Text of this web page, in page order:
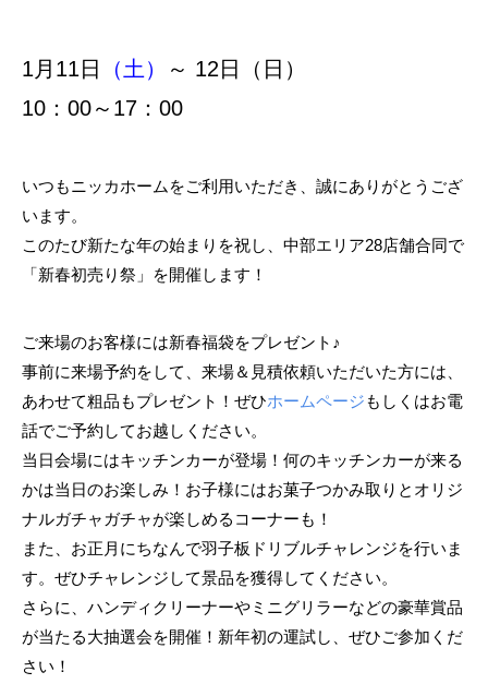
1月11日 （土） ～ 12日
（日）
10：00～17：00
いつもニッカホームをご利用いただき、誠にありがとうござ
います。
このたび新たな年の始まりを祝し、中部エリア28店舗合同で
「新春初売り祭」を開催します！
ご来場のお客様には新春福袋をプレゼント♪
事前に来場予約をして、来場＆見積依頼いただいた方には、
あわせて粗品もプレゼント！ぜひホームページもしくはお電
話でご予約してお越しください。
当日会場にはキッチンカーが登場！何のキッチンカーが来る
かは当日のお楽しみ！お子様にはお菓子つかみ取りとオリジ
ナルガチャガチャが楽しめるコーナーも！
また、お正月にちなんで羽子板ドリブルチャレンジを行いま
す。ぜひチャレンジして景品を獲得してください。
さらに、ハンディクリーナーやミニグリラーなどの豪華賞品
が当たる大抽選会を開催！新年初の運試し、ぜひご参加くだ
さい！